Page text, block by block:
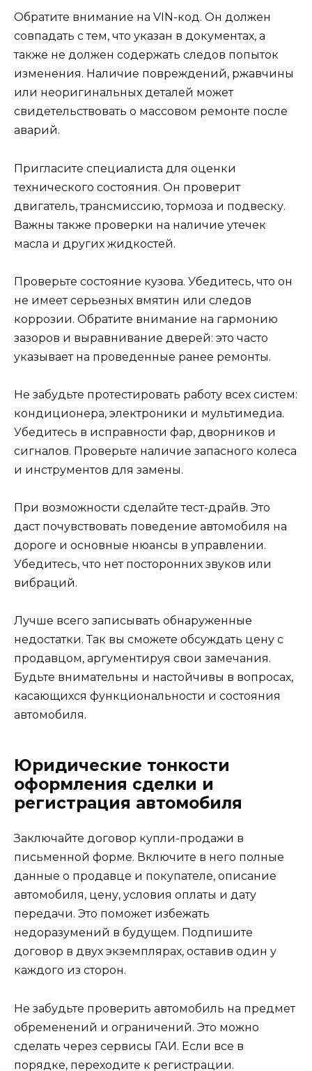
Обратите внимание на VIN-код. Он должен
совпадать с тем, что указан в документах, а
также не должен содержать следов попыток
изменения. Наличие повреждений, ржавчины
или неоригинальных деталей может
свидетельствовать о массовом ремонте после
аварий.
Пригласите специалиста для оценки
технического состояния. Он проверит
двигатель, трансмиссию, тормоза и подвеску.
Важны также проверки на наличие утечек
масла и других жидкостей.
Проверьте состояние кузова. Убедитесь, что он
не имеет серьезных вмятин или следов
коррозии. Обратите внимание на гармонию
зазоров и выравнивание дверей: это часто
указывает на проведенные ранее ремонты.
Не забудьте протестировать работу всех систем:
кондиционера, электроники и мультимедиа.
Убедитесь в исправности фар, дворников и
сигналов. Проверьте наличие запасного колеса
и инструментов для замены.
При возможности сделайте тест-драйв. Это
даст почувствовать поведение автомобиля на
дороге и основные нюансы в управлении.
Убедитесь, что нет посторонних звуков или
вибраций.
Лучше всего записывать обнаруженные
недостатки. Так вы сможете обсуждать цену с
продавцом, аргументируя свои замечания.
Будьте внимательны и настойчивы в вопросах,
касающихся функциональности и состояния
автомобиля.
Юридические тонкости
оформления сделки и
регистрация автомобиля
Заключайте договор купли-продажи в
письменной форме. Включите в него полные
данные о продавце и покупателе, описание
автомобиля, цену, условия оплаты и дату
передачи. Это поможет избежать
недоразумений в будущем. Подпишите
договор в двух экземплярах, оставив один у
каждого из сторон.
Не забудьте проверить автомобиль на предмет
обременений и ограничений. Это можно
сделать через сервисы ГАИ. Если все в
порядке, переходите к регистрации.